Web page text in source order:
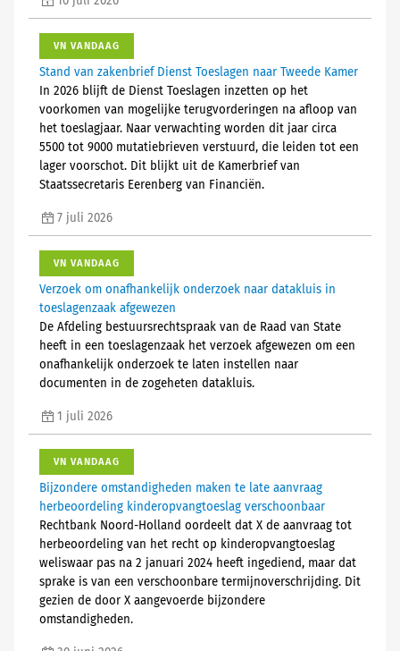
VN VANDAAG
Stand van zakenbrief Dienst Toeslagen naar Tweede Kamer
In 2026 blijft de Dienst Toeslagen inzetten op het
voorkomen van mogelijke terugvorderingen na afloop van
het toeslagjaar. Naar verwachting worden dit jaar circa
5500 tot 9000 mutatiebrieven verstuurd, die leiden tot een
lager voorschot. Dit blijkt uit de Kamerbrief van
Staatssecretaris Eerenberg van Financiën.
7 juli 2026
VN VANDAAG
Verzoek om onafhankelijk onderzoek naar datakluis in
toeslagenzaak afgewezen
De Afdeling bestuursrechtspraak van de Raad van State
heeft in een toeslagenzaak het verzoek afgewezen om een
onafhankelijk onderzoek te laten instellen naar
documenten in de zogeheten datakluis.
1 juli 2026
VN VANDAAG
Bijzondere omstandigheden maken te late aanvraag
herbeoordeling kinderopvangtoeslag verschoonbaar
Rechtbank Noord-Holland oordeelt dat X de aanvraag tot
herbeoordeling van het recht op kinderopvangtoeslag
weliswaar pas na 2 januari 2024 heeft ingediend, maar dat
sprake is van een verschoonbare termijnoverschrijding. Dit
gezien de door X aangevoerde bijzondere
omstandigheden.